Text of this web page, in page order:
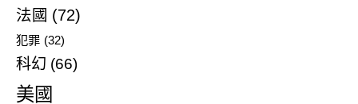
法國 (72)
犯罪 (32)
科幻 (66)
美國